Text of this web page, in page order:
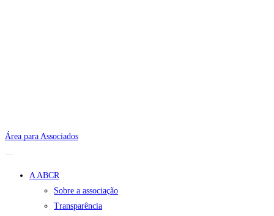
Área para Associados
A ABCR
Sobre a associação
Transparência